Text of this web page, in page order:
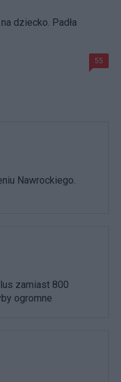
dziecko. Padła
55
Nawrockiego.
zamiast 800
ogromne